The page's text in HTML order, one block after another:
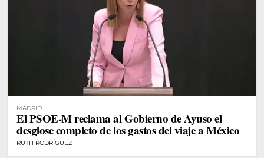
MADRID
El PSOE-M reclama al Gobierno de Ayuso el
desglose completo de los gastos del viaje a México
RUTH RODRÍGUEZ